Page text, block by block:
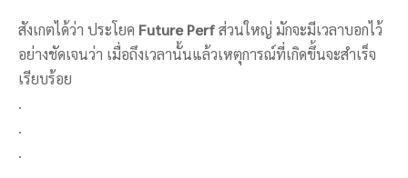
สังเกตได้ว่า ประโยค Future Perfส่วนใหญ่ มักจะมีเวลาบอกไว้
อย่างชัดเจนว่า เมื่อถึงเวลานั้นแล้วเหตุการณ์ที่เกิดขึ้นจะสำเร็จ
เรียบร้อย
.
.
.